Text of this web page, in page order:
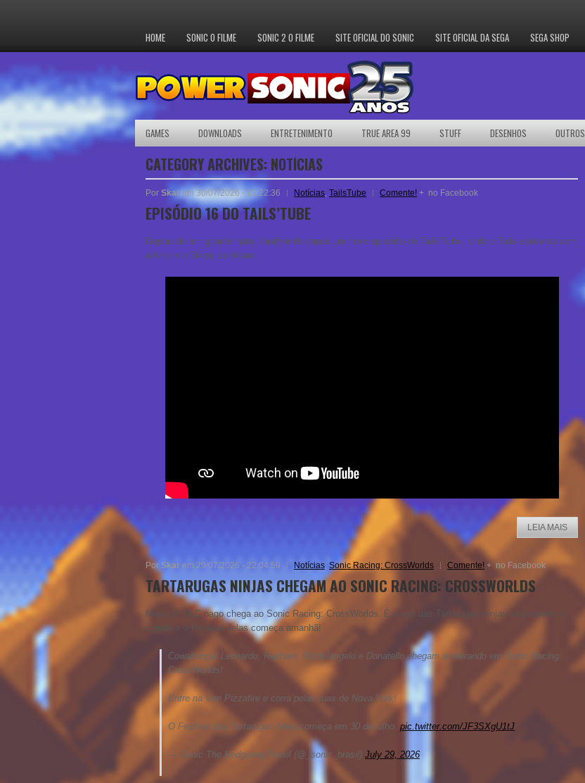
HOME SONIC O FILME SONIC 2 O FILME SITE OFICIAL DO SONIC SITE OFICIAL DA SEGA SEGA SHOP
GAMES DOWNLOADS ENTRETENIMENTO TRUE AREA 99 STUFF DESENHOS OUTROS
CATEGORY ARCHIVES: NOTÍCIAS
Por Skar em 30/07/2026 - 13:22:36 Notícias, TailsTube Comente! + no Facebook
EPISÓDIO 16 DO TAILS’TUBE
Depois de um grande hiato, finalmente temos um novo episódio do Tails’Tube, onde o Tails conversa com
a Amy e o Silver, confiram:
LEIA MAIS
PorSkar em 29/07/2026 - 22:04:59 Notícias, Sonic Racing: CrossWorlds Comente! + no Facebook
TARTARUGAS NINJAS CHEGAM AO SONIC RACING: CROSSWORLDS
Mais um DLC pago chega ao Sonic Racing: CrossWorlds. É a vez das Tartarugas Ninjas se juntarem a
corrida e o Festival delas começa amanhã!
Cowabunga! Leonardo, Raphael, Michelangelo e Donatello chegam acelerando em Sonic Racing:
CrossWorlds!
Entre na Van Pizzafire e corra pelas ruas de Nova York!
O Festival das Tartarugas Ninja começa em 30 de julho. pic.twitter.com/JF3SXgU1tJ
— Sonic The Hedgehog Brasil (@_sonic_brasil) July 29, 2026